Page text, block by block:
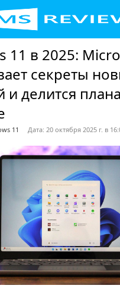
11 в 2025:
секреты
и делится
11
Дата: 20 октября 2025 г. в